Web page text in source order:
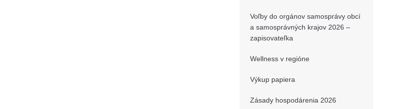
Voľby do orgánov samosprávy obcí
a samosprávných krajov 2026 –
zapisovateľka
Wellness v regióne
Výkup papiera
Zásady hospodárenia 2026